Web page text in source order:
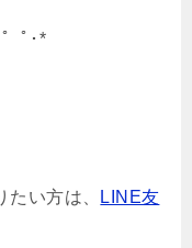
ﾟ･*
い方は、
LINE友